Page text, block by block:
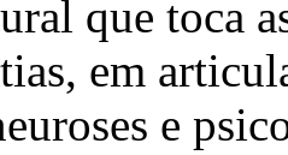
que toca
em
e